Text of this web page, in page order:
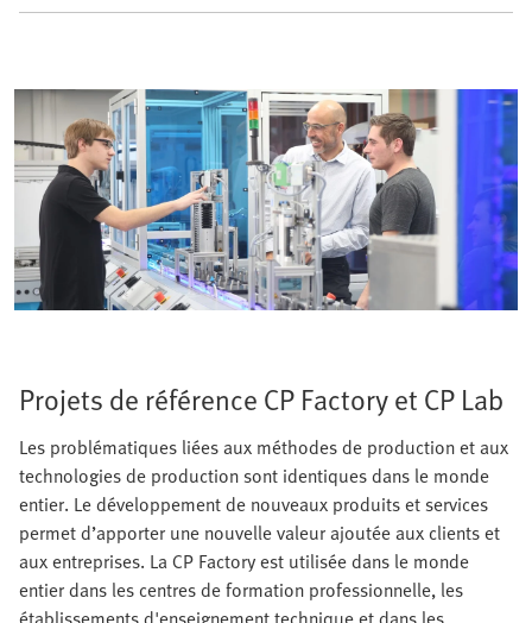
Projets de référence CP Factory et CP Lab
Les problématiques liées aux méthodes de production et aux
technologies de production sont identiques dans le monde
entier. Le développement de nouveaux produits et services
permet d’apporter une nouvelle valeur ajoutée aux clients et
aux entreprises. La CP Factory est utilisée dans le monde
entier dans les centres de formation professionnelle, les